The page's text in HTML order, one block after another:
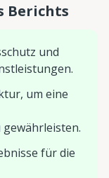
Berichts
und
um eine
für die